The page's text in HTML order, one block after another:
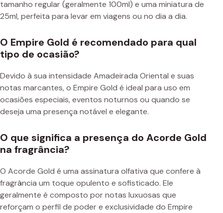
tamanho regular (geralmente 100ml) e uma miniatura de
25ml, perfeita para levar em viagens ou no dia a dia.
O Empire Gold é recomendado para qual
tipo de ocasião?
Devido à sua intensidade Amadeirada Oriental e suas
notas marcantes, o Empire Gold é ideal para uso em
ocasiões especiais, eventos noturnos ou quando se
deseja uma presença notável e elegante.
O que significa a presença do Acorde Gold
na fragrância?
O Acorde Gold é uma assinatura olfativa que confere à
fragrância um toque opulento e sofisticado. Ele
geralmente é composto por notas luxuosas que
reforçam o perfil de poder e exclusividade do Empire